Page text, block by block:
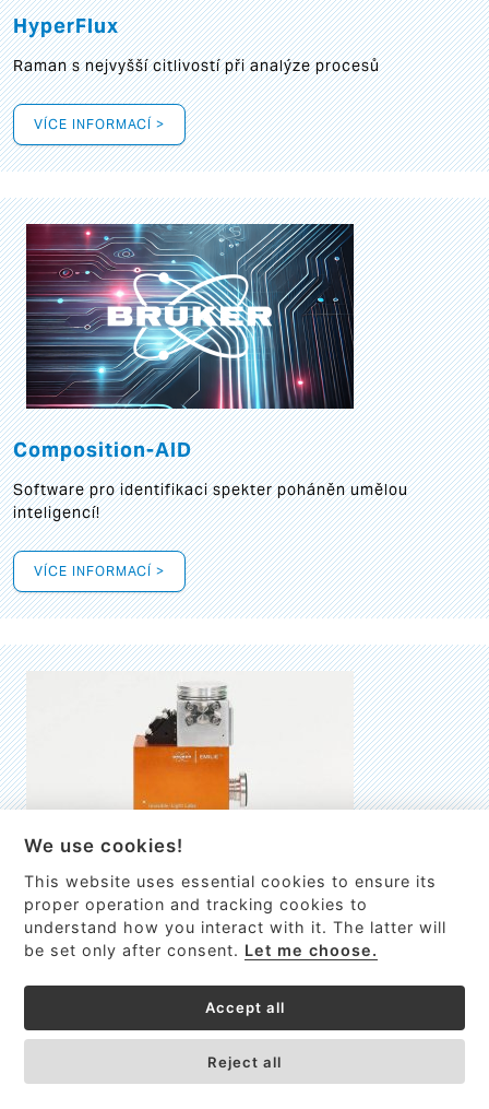
HyperFlux
Raman s nejvyšší citlivostí při analýze procesů
VÍCE INFORMACÍ >
Composition-AID
Software pro identifikaci spekter poháněn umělou
inteligencí!
VÍCE INFORMACÍ >
EMILIE
První nano-elektro-mechanický (NEMS) FTIR analyzátor
We use cookies!
This website uses essential cookies to ensure its
proper operation and tracking cookies to
understand how you interact with it. The latter will
be set only after consent. Let me choose.
Accept all
Reject all